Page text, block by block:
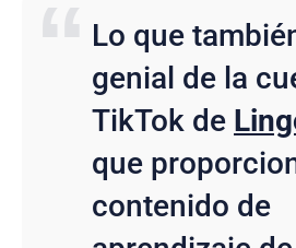
Lo que
genial de la
TikTok de
que
contenido de